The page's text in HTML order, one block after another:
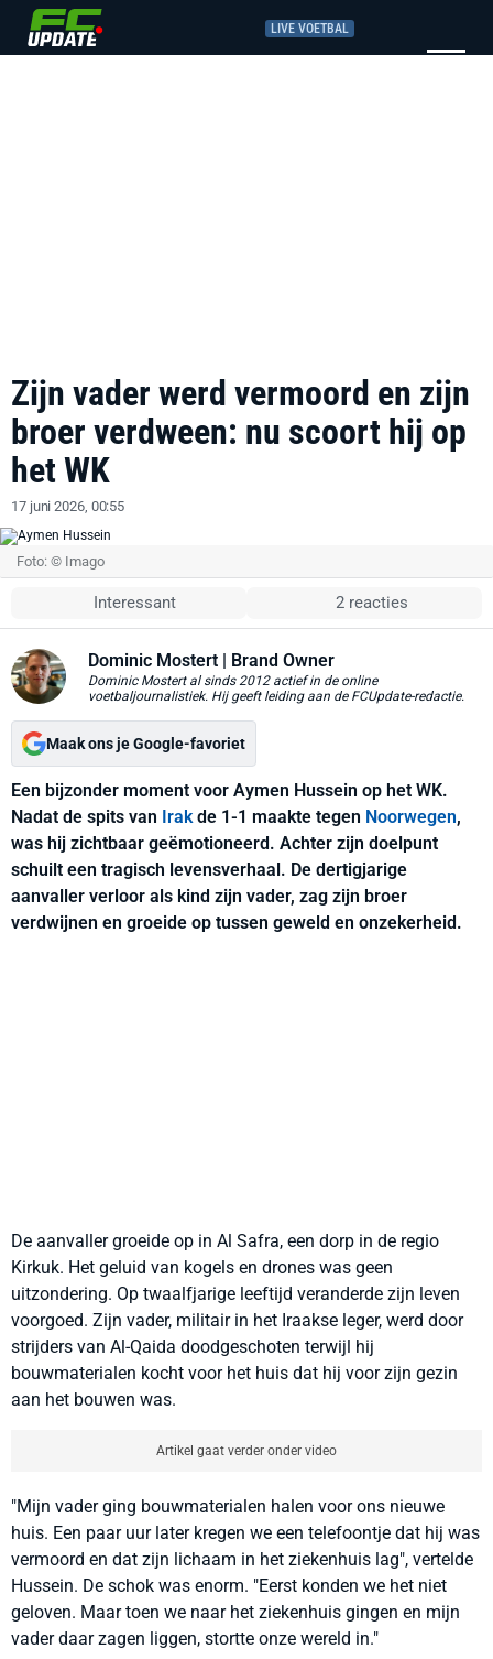
LIVE VOETBAL
Zijn vader werd vermoord en zijn
broer verdween: nu scoort hij op
het WK
17 juni 2026, 00:55
Foto: © Imago
Interessant 2 reacties
Dominic Mostert | Brand Owner
Dominic Mostert al sinds 2012 actief in de online
voetbaljournalistiek. Hij geeft leiding aan de FCUpdate-redactie.
Maak ons je Google-favoriet
Een bijzonder moment voor Aymen Hussein op het WK.
Nadat de spits van Irakde 1-1 maakte tegen Noorwegen,
was hij zichtbaar geëmotioneerd. Achter zijn doelpunt
schuilt een tragisch levensverhaal. De dertigjarige
aanvaller verloor als kind zijn vader, zag zijn broer
verdwijnen en groeide op tussen geweld en onzekerheid.
De aanvaller groeide op in Al Safra, een dorp in de regio
Kirkuk. Het geluid van kogels en drones was geen
uitzondering. Op twaalfjarige leeftijd veranderde zijn leven
voorgoed. Zijn vader, militair in het Iraakse leger, werd door
strijders van Al-Qaida doodgeschoten terwijl hij
bouwmaterialen kocht voor het huis dat hij voor zijn gezin
aan het bouwen was.
Artikel gaat verder onder video
"Mijn vader ging bouwmaterialen halen voor ons nieuwe
huis. Een paar uur later kregen we een telefoontje dat hij was
vermoord en dat zijn lichaam in het ziekenhuis lag", vertelde
Hussein. De schok was enorm. "Eerst konden we het niet
geloven. Maar toen we naar het ziekenhuis gingen en mijn
vader daar zagen liggen, stortte onze wereld in."